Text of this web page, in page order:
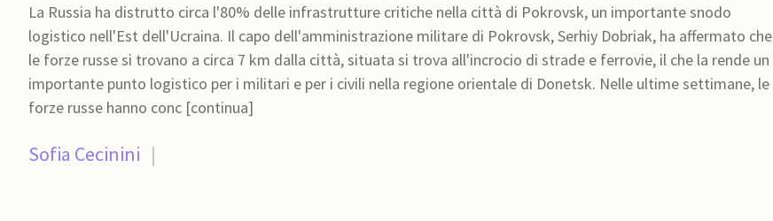
La Russia ha distrutto circa l'80% delle infrastrutture critiche nella città di Pokrovsk, un importante snodo
logistico nell'Est dell'Ucraina. Il capo dell'amministrazione militare di Pokrovsk, Serhiy Dobriak, ha affermato che
le forze russe si trovano a circa 7 km dalla città, situata si trova all'incrocio di strade e ferrovie, il che la rende un
importante punto logistico per i militari e per i civili nella regione orientale di Donetsk. Nelle ultime settimane, le
forze russe hanno conc [continua]
Sofia Cecinini |